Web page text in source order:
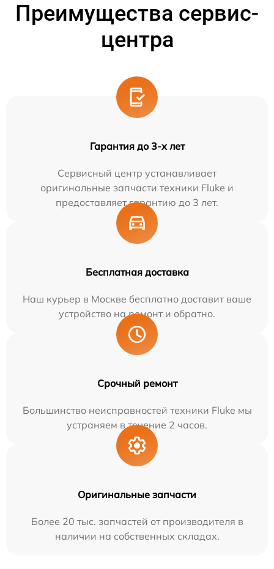
Преимущества сервис-
центра
Гарантия до 3-х лет
Сервисный центр устанавливает
оригинальные запчасти техники Fluke и
предоставляет гарантию до 3 лет.
Бесплатная доставка
Наш курьер в Москве бесплатно доставит ваше
устройство на ремонт и обратно.
Срочный ремонт
Большинство неисправностей техники Fluke мы
устраняем в течение 2 часов.
Оригинальные запчасти
Более 20 тыс. запчастей от производителя в
наличии на собственных складах.